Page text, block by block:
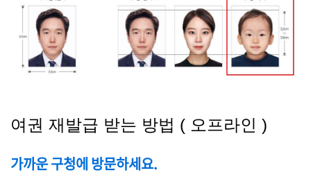
여권 재발급 받는 방법 ( 오프라인 )
가까운 구청에 방문하세요.